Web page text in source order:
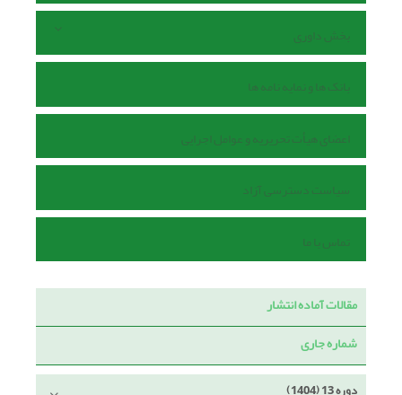
بخش داوری
بانک ها و نمایه نامه ها
اعضای هیأت تحریریه و عوامل اجرایی
سیاست دسترسی آزاد
تماس با ما
مقالات آماده انتشار
شماره جاری
دوره 13 (1404)